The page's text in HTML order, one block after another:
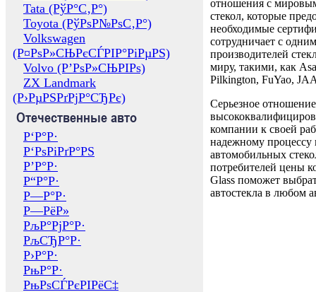
Tata (РўР°С‚Р°)
Toyota (РўРѕР№РѕС‚Р°)
Volkswagen
(Р¤РѕР»СЊРєСЃРІР°РіРµРЅ)
Volvo (Р’РѕР»СЊРІРѕ)
ZX Landmark
(Р›РµРЅРґРјР°СЂРє)
Отечественные авто
Р‘Р°Р·
Р‘РѕРіРґР°РЅ
Р’Р°Р·
Р“Р°Р·
Р—Р°Р·
Р—РёР»
РљР°РјР°Р·
РљСЂР°Р·
Р›Р°Р·
РњР°Р·
РњРѕСЃРєРІРёС‡
отношения с
стекол, которые
необходимые
сотрудничает с
производителей
миру, такими, как
Pilkington, FuYao,
Серьезное отношение
компании к своей
надежному процессу
автомобильных
потребителей цены
Glass поможет
автостекла в любом